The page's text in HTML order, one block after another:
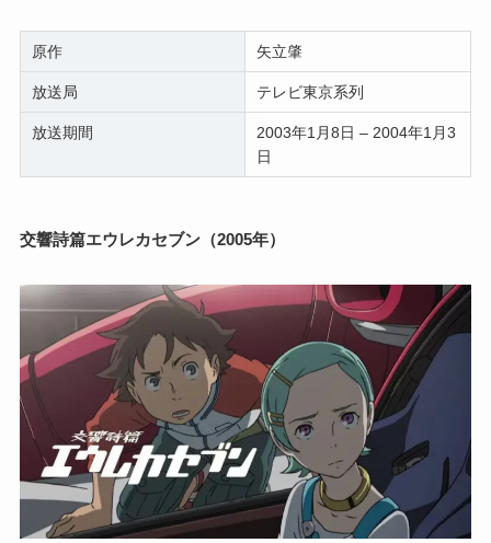
原作 矢立肇
放送局 テレビ東京系列
放送期間
2003年1月8日 – 2004年1月3
日
交響詩篇エウレカセブン（2005年）